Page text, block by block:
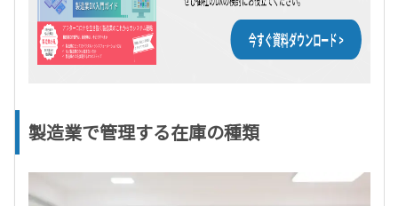
製造業で管理する在庫の種類